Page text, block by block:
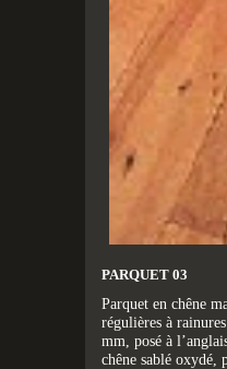
PARQUET 03
Parquet en chêne
régulières à
mm, posé à
chêne sablé oxydé,